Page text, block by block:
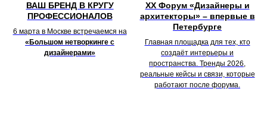
ВАШ БРЕНД В КРУГУ
ПРОФЕССИОНАЛОВ
6 марта в Москве встречаемся на
«Большом нетворкинге с
дизайнерами»
XX Форум «Дизайнеры и
архитекторы» – впервые в
Петербурге
Главная площадка для тех, кто
создаёт интерьеры и
пространства. Тренды 2026,
реальные кейсы и связи, которые
работают после форума.